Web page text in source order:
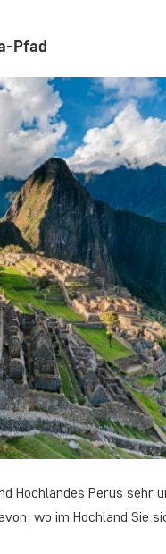
Pfad
Hochlandes Perus sehr
wo im Hochland Sie